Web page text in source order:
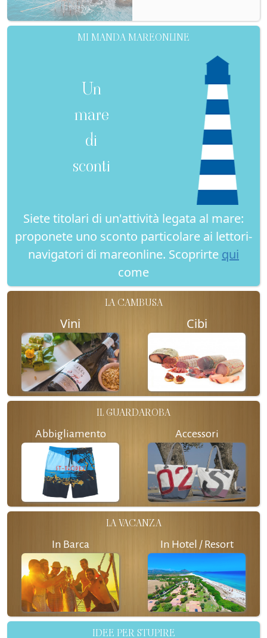
MI MANDA MAREONLINE
Un
mare
di
sconti
Siete titolari di un'attività legata al mare:
proponete uno sconto particolare ai lettori-
navigatori di mareonline. Scoprirte qui
come
LA CAMBUSA
Vini Cibi
IL GUARDAROBA
Abbigliamento Accessori
LA VACANZA
In Barca In Hotel / Resort
IDEE PER STUPIRE